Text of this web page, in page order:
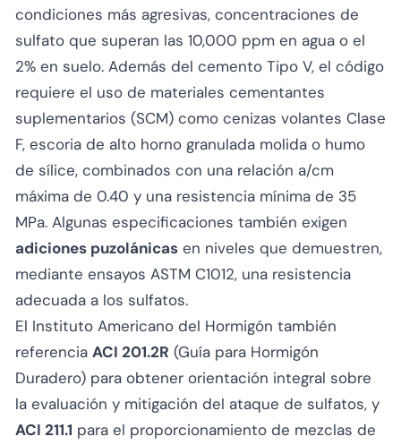
condiciones más agresivas, concentraciones de
sulfato que superan las 10,000 ppm en agua o el
2% en suelo. Además del cemento Tipo V, el código
requiere el uso de materiales cementantes
suplementarios (SCM) como cenizas volantes Clase
F, escoria de alto horno granulada molida o humo
de sílice, combinados con una relación a/cm
máxima de 0.40 y una resistencia mínima de 35
MPa. Algunas especificaciones también exigen
adiciones puzolánicas en niveles que demuestren,
mediante ensayos ASTM C1012, una resistencia
adecuada a los sulfatos.
El Instituto Americano del Hormigón también
referencia ACI 201.2R (Guía para Hormigón
Duradero) para obtener orientación integral sobre
la evaluación y mitigación del ataque de sulfatos, y
ACI 211.1 para el proporcionamiento de mezclas de